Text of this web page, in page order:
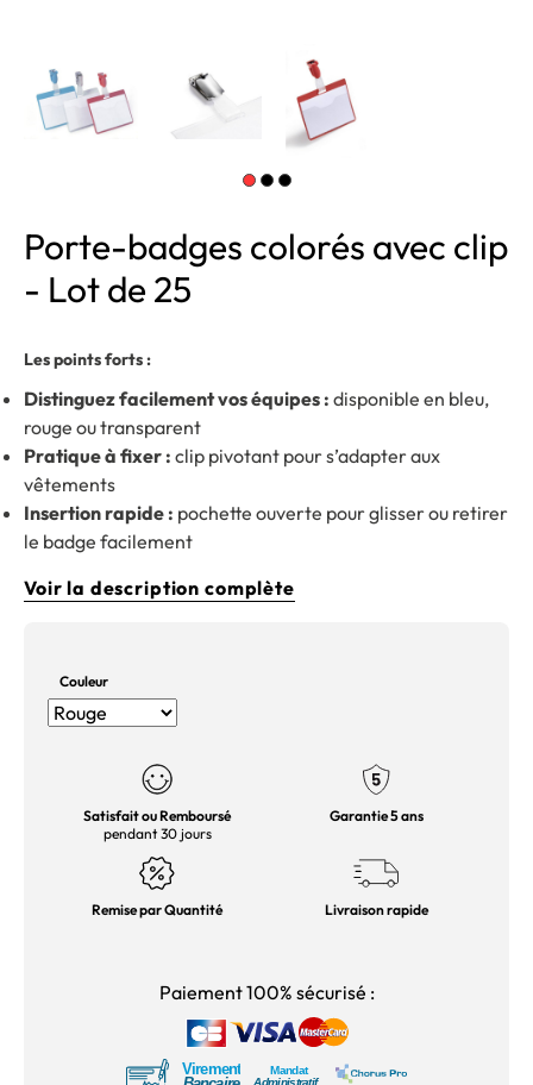
Porte-badges colorés avec clip
- Lot de 25
Les points forts :
Distinguez facilement vos équipes : disponible en bleu,
rouge ou transparent
Pratique à fixer : clip pivotant pour s’adapter aux
vêtements
Insertion rapide : pochette ouverte pour glisser ou retirer
le badge facilement
Voir la description complète
Couleur
Satisfait ou Remboursé
pendant 30 jours
Garantie 5 ans
Remise par Quantité Livraison rapide
Paiement 100% sécurisé :